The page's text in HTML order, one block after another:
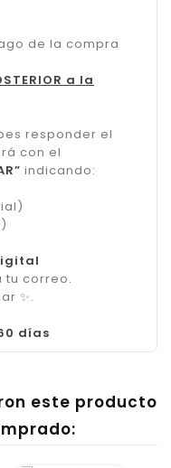
de la compra
a la
responder el
con el
indicando:
tu correo.
✨.
días
este producto